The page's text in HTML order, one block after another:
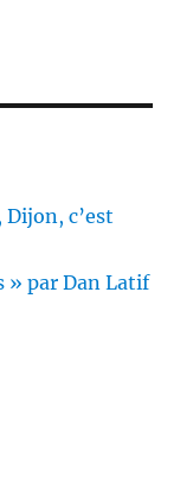
c’est
» par Dan Latif